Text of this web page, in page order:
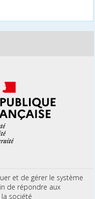
et de gérer le système
de répondre aux
société